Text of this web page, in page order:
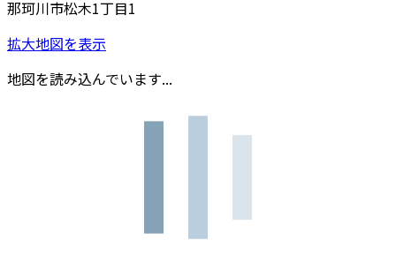
那珂川市松木1丁目1
拡大地図を表示
地図を読み込んでいます...